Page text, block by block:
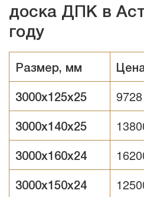
доска ДПК в
году
Размер, мм
3000х125х25 9728
3000х140х25
3000х160х24
3000х150х24